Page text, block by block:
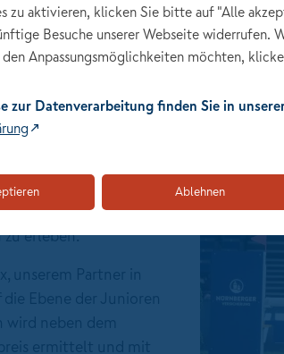
BURG-
BURG-POKAL
zu erleben.
zu aktivieren, klicken Sie bitte auf "Alle
Besuche unserer Webseite widerrufen.
Anpassungsmöglichkeiten möchten,
zur Datenverarbeitung finden Sie in
Ablehnen